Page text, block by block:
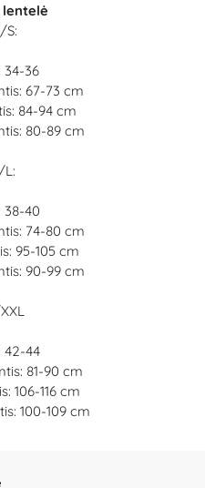
lentelė
S:
34-36
67-73 cm
84-94 cm
80-89 cm
L:
38-40
74-80 cm
95-105 cm
90-99 cm
42-44
81-90 cm
106-116 cm
100-109 cm